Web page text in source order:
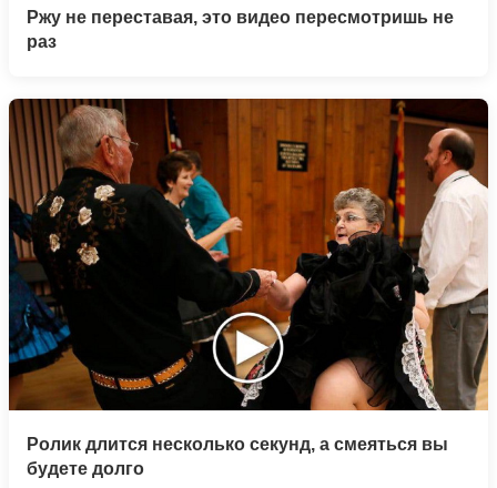
Ржу не переставая, это видео пересмотришь не
раз
Ролик длится несколько секунд, а смеяться вы
будете долго